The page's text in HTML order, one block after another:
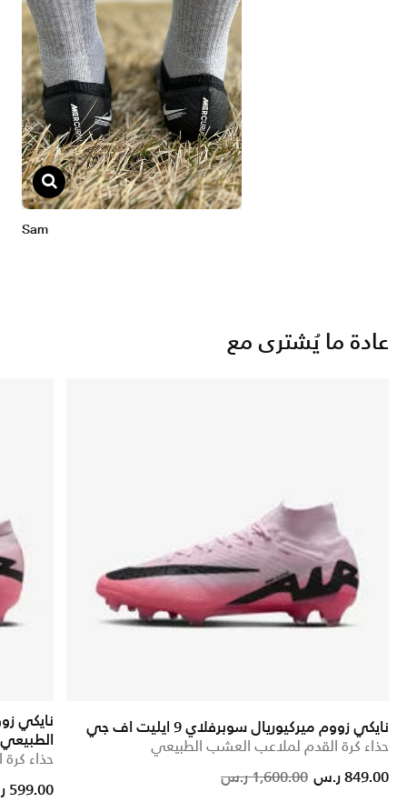
عادة ما يُشترى مع
نايكي زووم ميركيوريال سوبرفلاي 9 ايليت اف جي
حذاء كرة القدم لملاعب العشب الطبيعي
Price reduced from
1,600.00 ر.س to 849.00 ر.س
الطبيعي
حذاء
599.00 ر.س